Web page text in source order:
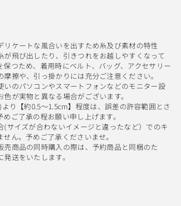
ケートな風合いを出すため糸及び素材の特性
が飛び出したり、引きつれをお越しやすくなって
保つため、着用時にベルト、バッグ、アクセサリー
擦や、引っ掛かりには充分ご注意ください。
のパソコンやスマートフォンなどのモニター設
が実物と異なる場合がございます。
り【約0.5〜1.5cm】程度は、誤差の許容範囲とさ
ご了承の程お願い申し上げます。
サイズが合わないイメージと違ったなど）でのキ
ん。予めご了承くださいませ。
商品の同時購入の際は、予約商品と同梱のた
送をいたします。